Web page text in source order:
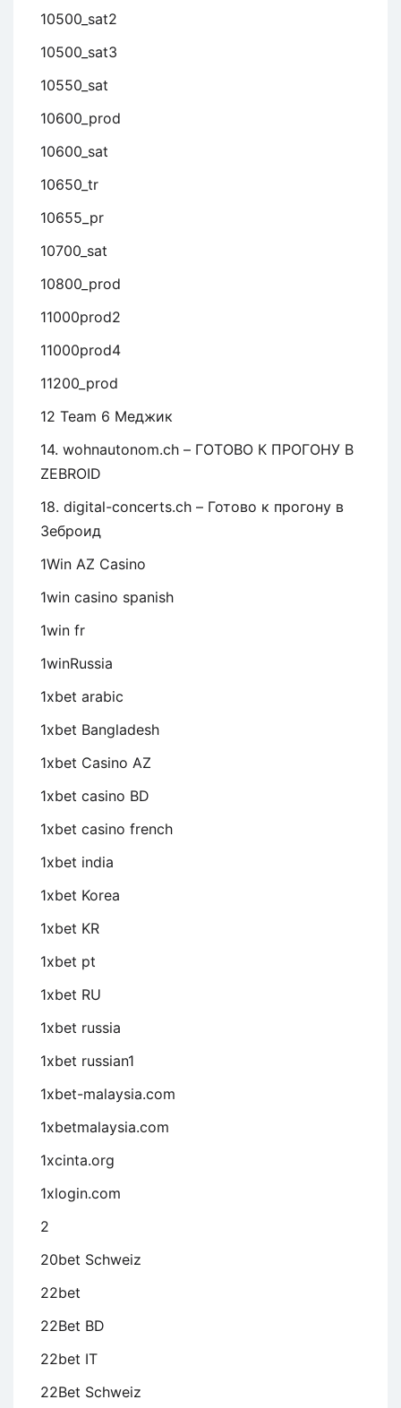
10500_sat2
10500_sat3
10550_sat
10600_prod
10600_sat
10650_tr
10655_pr
10700_sat
10800_prod
11000prod2
11000prod4
11200_prod
12 Team 6 Меджик
14. wohnautonom.ch – ГОТОВО К ПРОГОНУ В
ZEBROID
18. digital-concerts.ch – Готово к прогону в
Зеброид
1Win AZ Casino
1win casino spanish
1win fr
1winRussia
1xbet arabic
1xbet Bangladesh
1xbet Casino AZ
1xbet casino BD
1xbet casino french
1xbet india
1xbet Korea
1xbet KR
1xbet pt
1xbet RU
1xbet russia
1xbet russian1
1xbet-malaysia.com
1xbetmalaysia.com
1xcinta.org
1xlogin.com
2
20bet Schweiz
22bet
22Bet BD
22bet IT
22Bet Schweiz